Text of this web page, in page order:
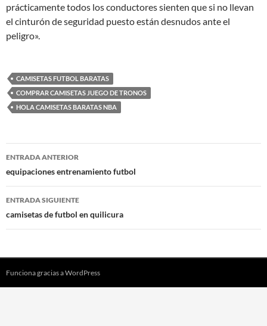
prácticamente todos los conductores sienten que si no llevan
el cinturón de seguridad puesto están desnudos ante el
peligro».
CAMISETAS FUTBOL BARATAS
COMPRAR CAMISETAS JUEGO DE TRONOS
HOLA CAMISETAS BARATAS NBA
Navegación
de
entradas
ENTRADA ANTERIOR
equipaciones entrenamiento futbol
ENTRADA SIGUIENTE
camisetas de futbol en quilicura
Funciona gracias a WordPress